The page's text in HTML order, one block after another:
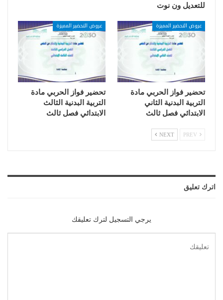
للتعديل ون نوت
عروض التحضير المميزة
تحضير فواز الحربي مادة
التربية البدنية الثاني
الابتدائي فصل ثالث
عروض التحضير المميزة
تحضير فواز الحربي مادة
التربية البدنية الثالث
الابتدائي فصل ثالث
NEXT
اترك تعليق
يرجي التسجيل لترك تعليقك